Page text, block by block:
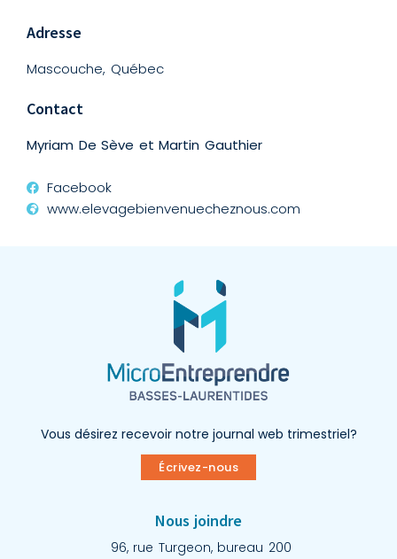
Adresse
Mascouche, Québec
Contact
Myriam De Sève et Martin Gauthier
Facebook
www.elevagebienvenuecheznous.com
Vous désirez recevoir notre journal web trimestriel?
Écrivez-nous
Nous joindre
96, rue Turgeon, bureau 200